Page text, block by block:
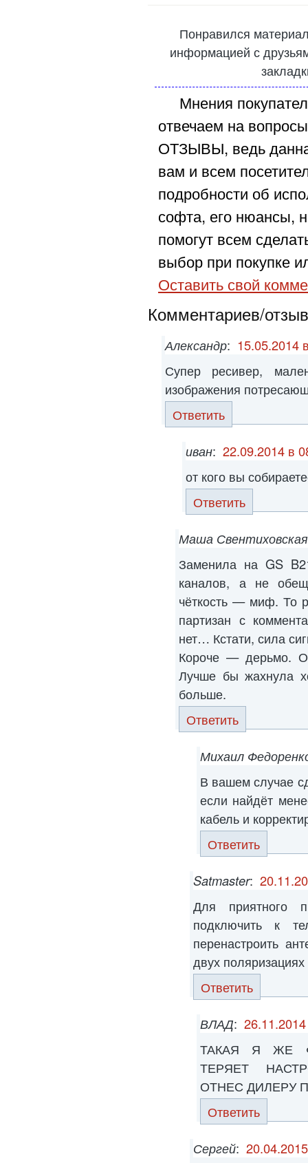
Понравился
информацией с
Мнения
отвечаем на
ОТЗЫВЫ, ведь
вам и всем
подробности об
софта, его нюансы,
помогут всем
выбор при покупке
Оставить свой
Комментариев/
Александр: 15.05.2014
Супер ресивер,
изображения
Ответить
иван: 22.09.2014 в
от кого вы
Ответить
Маша
Заменила на GS
каналов, а не
чёткость — миф. То
партизан с
нет… Кстати, сила
Короче — дерьмо.
Лучше бы жахнула
больше.
Ответить
Михаил
В вашем случае
если найдёт
кабель и
Ответить
Satmaster:
Для приятного
подключить к
перенастроить
двух
Ответить
ВЛАД:
ТАКАЯ Я ЖЕ
ТЕРЯЕТ
ОТНЕС ДИЛЕРУ
Ответить
Сергей: